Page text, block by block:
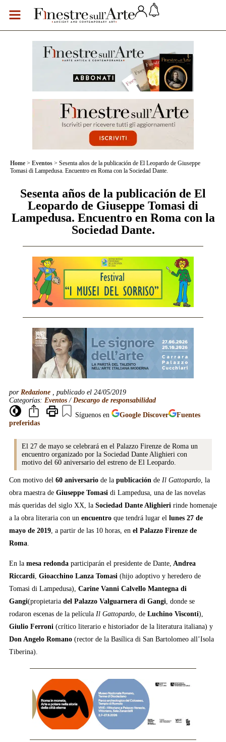
Home Eventos
Sesenta años de la publicación de El Leopardo de Giuseppe
Tomasi di Lampedusa. Encuentro en Roma con la Sociedad Dante.
Sesenta años de la publicación de El
Leopardo de Giuseppe Tomasi di
Lampedusa. Encuentro en Roma con la
Sociedad Dante.
por Redazione , publicado el 24/05/2019
Categorías: Eventos/ Descargo de responsabilidad
Síguenos en
Google Discover
Fuentes
preferidas
El 27 de mayo se celebrará en el Palazzo Firenze de Roma un
encuentro organizado por la Sociedad Dante Alighieri con
motivo del 60 aniversario del estreno de El Leopardo.
Con motivo del60 aniversariode la publicaciónde Il Gattopardo, la
obra maestra deGiuseppe Tomasidi Lampedusa, una de las novelas
más queridas del siglo XX, laSociedad Dante Alighieririnde homenaje
a la obra literaria con un encuentroque tendrá lugar el lunes 27 de
mayo de 2019, a partir de las 10 horas, en el Palazzo Firenze de
Roma.
En lamesa redondaparticiparán el presidente de Dante, Andrea
Riccardi, Gioacchino Lanza Tomasi(hijo adoptivo y heredero de
Tomasi di Lampedusa), Carine Vanni Calvello Mantegna di
Gangi(propietaria del Palazzo Valguarnera di Gangi, donde se
rodaron escenas de la película Il Gattopardo, de Luchino Visconti),
Giulio Ferroni(crítico literario e historiador de la literatura italiana) y
Don Angelo Romano(rector de la Basílica di San Bartolomeo all’Isola
Tiberina).